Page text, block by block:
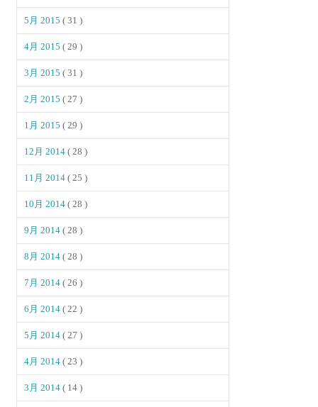
5月 2015( 31 )
4月 2015( 29 )
3月 2015( 31 )
2月 2015( 27 )
1月 2015( 29 )
12月 2014( 28 )
11月 2014( 25 )
10月 2014( 28 )
9月 2014( 28 )
8月 2014( 28 )
7月 2014( 26 )
6月 2014( 22 )
5月 2014( 27 )
4月 2014( 23 )
3月 2014( 14 )